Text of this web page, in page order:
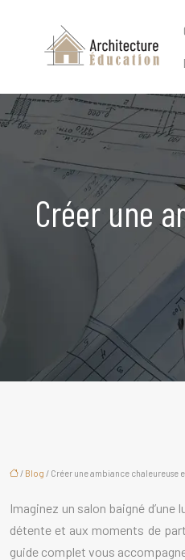
Créer une
/ Blog / Créer une ambiance chaleureuse
Imaginez un salon baigné
détente et aux moments de
guide complet vous